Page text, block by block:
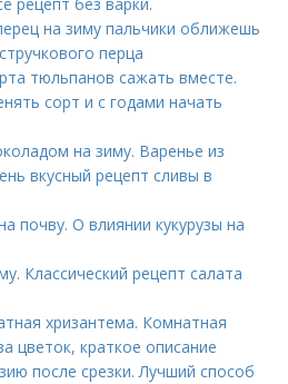
на зиму пальчики оближешь
перца
тюльпанов сажать вместе.
сорт и с годами начать
на зиму. Варенье из
вкусный рецепт сливы в
почву. О влиянии кукурузы на
Классический рецепт салата
хризантема. Комнатная
цветок, краткое описание
после срезки. Лучший способ